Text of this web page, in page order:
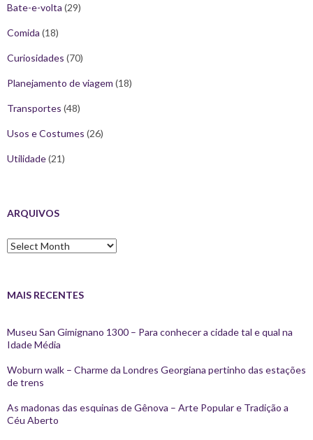
Bate-e-volta (29)
Comida (18)
Curiosidades (70)
Planejamento de viagem (18)
Transportes (48)
Usos e Costumes (26)
Utilidade(21)
ARQUIVOS
Arquivos
MAIS RECENTES
Museu San Gimignano 1300 – Para conhecer a cidade tal e qual na
Idade Média
Woburn walk – Charme da Londres Georgiana pertinho das estações
de trens
As madonas das esquinas de Gênova – Arte Popular e Tradição a
Céu Aberto